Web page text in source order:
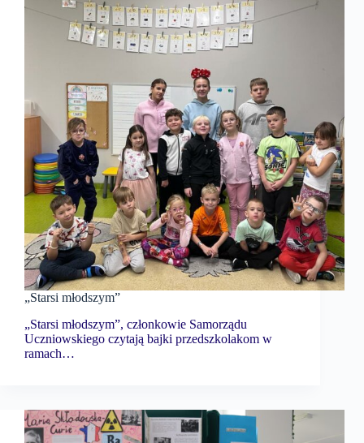
„Starsi młodszym”
„Starsi młodszym”, członkowie Samorządu
Uczniowskiego czytają bajki przedszkolakom w
ramach…